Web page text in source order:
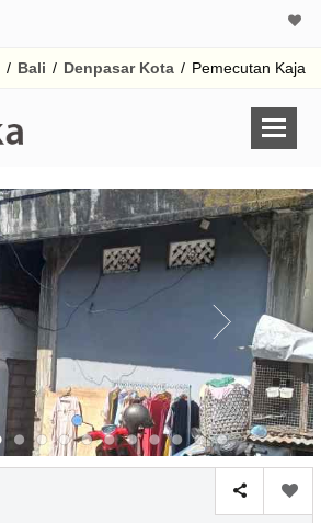
/ Bali / Denpasar Kota / Pemecutan Kaja
Untuk hasil simulasi
pada kotak-
Simpan